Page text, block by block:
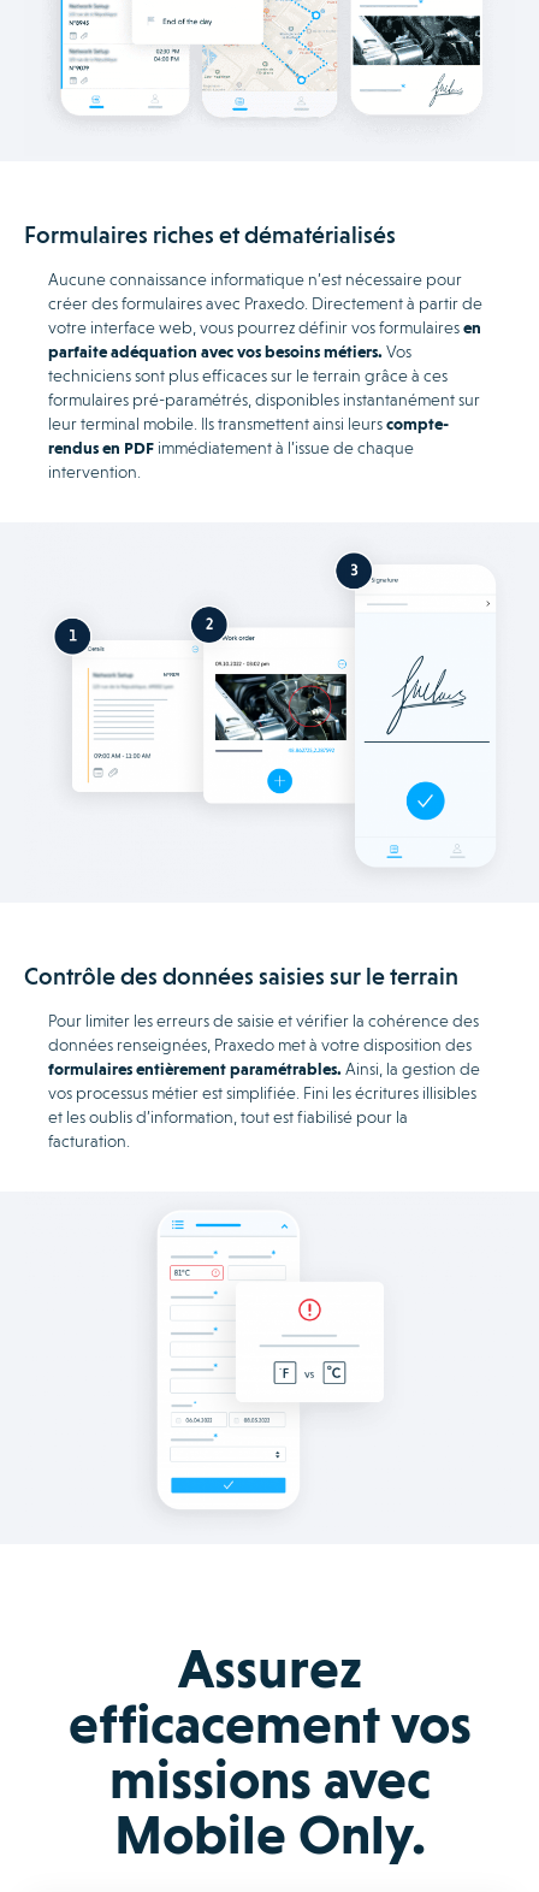
Formulaires riches et dématérialisés
Aucune connaissance informatique n’est nécessaire pour
créer des formulaires avec Praxedo. Directement à partir de
votre interface web, vous pourrez définir vos formulairesen
parfaite adéquation avec vos besoins métiers.Vos
techniciens sont plus efficaces sur le terrain grâce à ces
formulaires pré-paramétrés, disponibles instantanément sur
leur terminal mobile. Ils transmettent ainsi leurscompte-
rendus en PDF immédiatement à l’issue de chaque
intervention.
Contrôle des données saisies sur le terrain
Pour limiter les erreurs de saisie et vérifier la cohérence des
données renseignées, Praxedo met à votre disposition des
formulaires entièrement paramétrables.Ainsi, la gestion de
vos processus métier est simplifiée. Fini les écritures illisibles
et les oublis d’information, tout est fiabilisé pour la
facturation.
Assurez
efficacement vos
missions avec
Mobile Only.